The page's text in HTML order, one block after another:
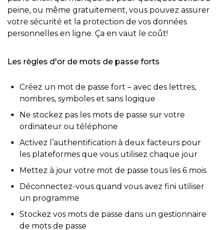
peine, ou même gratuitement, vous pouvez assurer
votre sécurité et la protection de vos données
personnelles en ligne. Ça en vaut le coût!
Les règles d'or de mots de passe forts
Créez un mot de passe fort – avec des lettres,
nombres, symboles et sans logique
Ne stockez pas les mots de passe sur votre
ordinateur ou téléphone
Activez l’authentification à deux facteurs pour
les plateformes que vous utilisez chaque jour
Mettez à jour votre mot de passe tous les 6 mois
Déconnectez-vous quand vous avez fini utiliser
un programme
Stockez vos mots de passe dans un gestionnaire
de mots de passe